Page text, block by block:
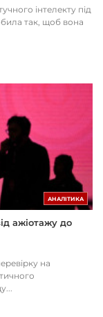
інтелекту під
так, щоб вона
АНАЛІТИКА
ажіотажу до
на